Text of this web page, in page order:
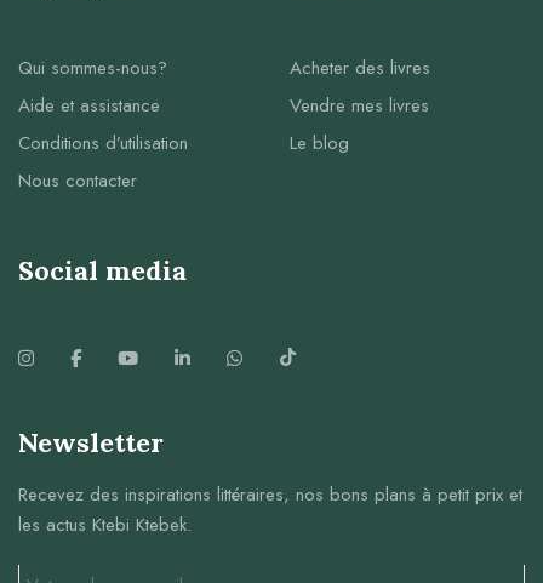
Qui sommes-nous?
Aide et assistance
Conditions d’utilisation
Nous contacter
Acheter des livres
Vendre mes livres
Le blog
Social media
Newsletter
Recevez des inspirations littéraires, nos bons plans à petit prix et
les actus Ktebi Ktebek.